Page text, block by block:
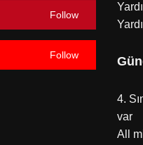
Follow
Follow
4.
var
All